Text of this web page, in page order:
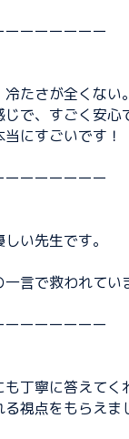
ーーーーーー
たさが全くない。
で、すごく安心
にすごいです！
ーーーーーー
い先生です。
言で救われてい
ーーーーーー
丁寧に答えてく
視点をもらえま